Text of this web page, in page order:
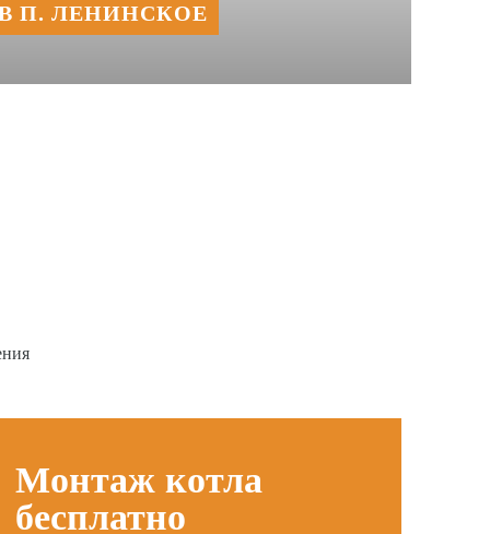
П. ЛЕНИНСКОЕ
Монтаж котла
бесплатно